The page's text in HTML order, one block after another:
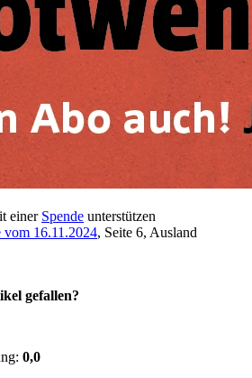
einer Spende unterstützen
vom 16.11.2024, Seite 6, Ausland
gefallen?
0,0